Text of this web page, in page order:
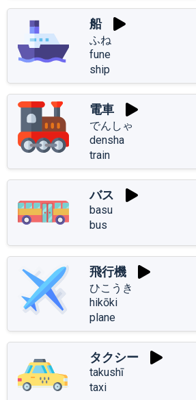
船
ふね
fune
ship
電車
でんしゃ
densha
train
バス
basu
bus
飛行機
ひこうき
hikōki
plane
タクシー
takushī
taxi